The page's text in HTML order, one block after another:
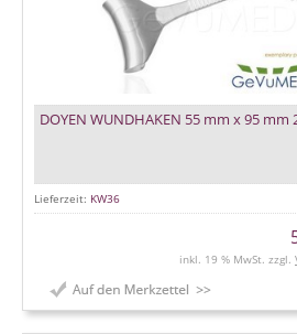
DOYEN WUNDHAKEN 55 mm x 95 mm
Lieferzeit: KW36
inkl. 19 % MwSt. zzgl.